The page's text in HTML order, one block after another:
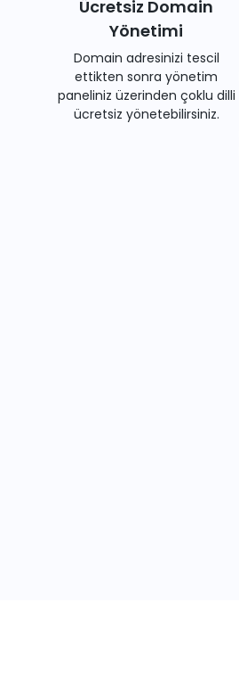
Ücretsiz Domain
Yönetimi
Domain adresinizi tescil
ettikten sonra yönetim
paneliniz üzerinden çoklu dilli
ücretsiz yönetebilirsiniz.